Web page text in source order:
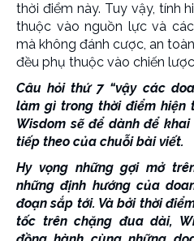
thời điểm này. Tuy vậy, tính
thuộc vào nguồn lực và
mà không đánh cược, an
đều phụ thuộc vào chiến
Câu hỏi thứ 7 “vậy các
làm gì trong thời điểm hiện
Wisdom sẽ để dành để
tiếp theo của chuỗi bài viết.
Hy vọng những gợi mở
những định hướng của
đoạn sắp tới. Và bởi thời
tốc trên chặng đua dài,